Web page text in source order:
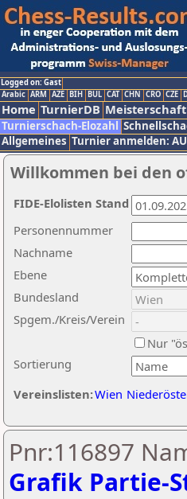
Logged on: Gast
Arabic ARM AZE BIH BUL CAT CHN CRO CZE
Home TurnierDB Meisterschaft
Turnierschach-Elozahl
Allgemeines Turnier anmelden:
Willkommen bei den
Nachname
Ebene
Sortierung
Personennummer
Bundesland
Spgem./Kreis/Verein
Nur
Vereinslisten:Wien
FIDE-Elolisten Stand
Pnr:116897
Grafik Partie-